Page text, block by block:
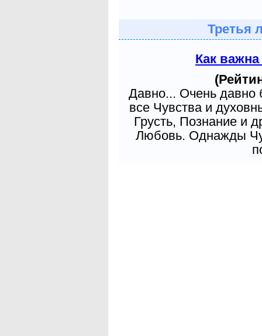
Третья
Как
Давно... Очень давно
все Чувства и
Грусть, Познание и
Любовь. Однажды